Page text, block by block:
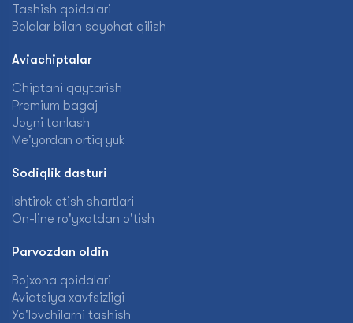
Tashish qoidalari
Bolalar bilan sayohat qilish
Aviachiptalar
Chiptani qaytarish
Premium bagaj
Joyni tanlash
Me'yordan ortiq yuk
Sodiqlik dasturi
Ishtirok etish shartlari
On-line ro'yxatdan o'tish
Parvozdan oldin
Bojxona qoidalari
Aviatsiya xavfsizligi
Yo'lovchilarni tashish